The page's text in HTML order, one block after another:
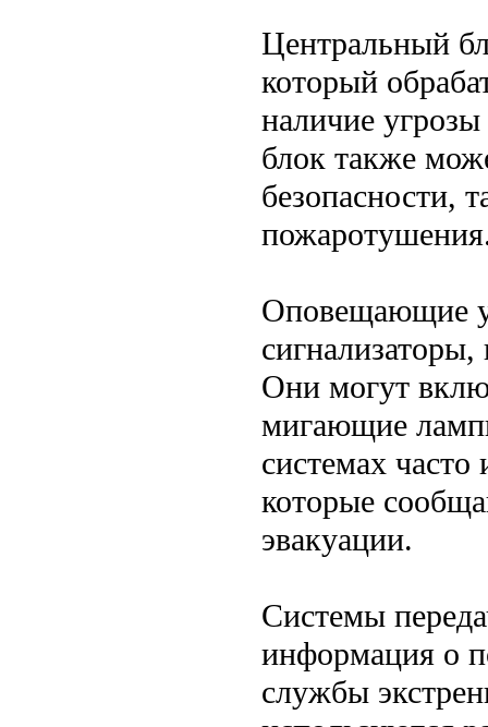
Центральный
который
наличие
блок также
безопасности,
Оповещающие
Они могут
мигающие
системах
которые
эвакуации.
Системы
информация о
службы